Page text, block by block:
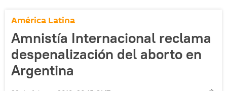
América Latina
Amnistía Internacional reclama
despenalización del aborto en
Argentina